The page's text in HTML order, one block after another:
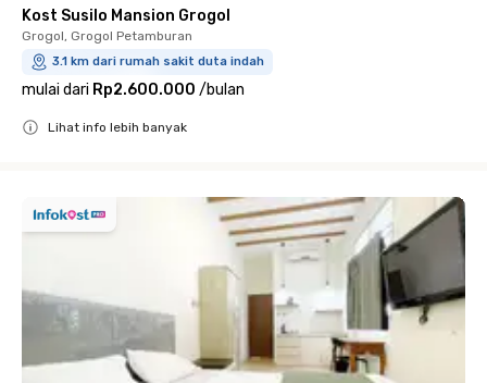
Kost Susilo Mansion Grogol
Grogol, Grogol Petamburan
3.1 km dari rumah sakit duta indah
mulai dari Rp2.600.000 /bulan
Lihat info lebih banyak